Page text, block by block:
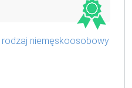
rodzaj niemęskoosobowy